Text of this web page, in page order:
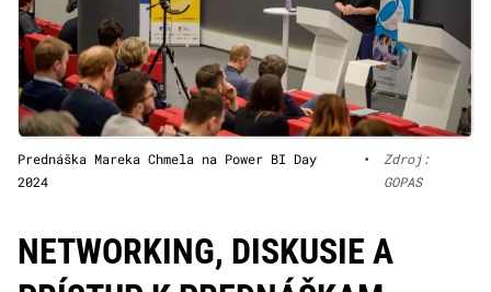
Prednáška Mareka Chmela na Power BI Day
2024
•
Zdroj:
GOPAS
NETWORKING, DISKUSIE A